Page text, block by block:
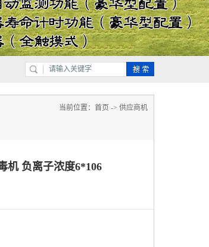
当前位置： 首页 -> 供应商机
机 负离子浓度6*106